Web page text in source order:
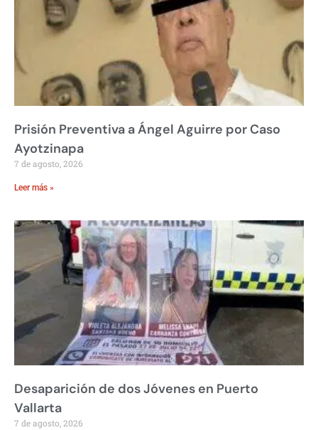
Prisión Preventiva a Ángel Aguirre por Caso
Ayotzinapa
7 de agosto, 2026
Leer más »
Desaparición de dos Jóvenes en Puerto
Vallarta
7 de agosto, 2026